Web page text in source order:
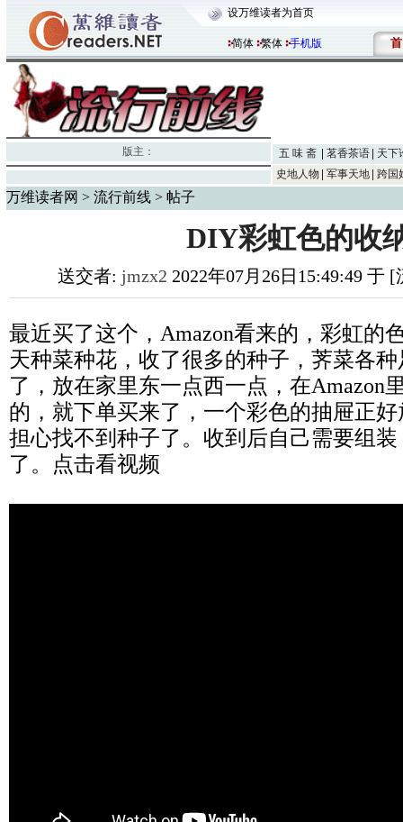
设万维读者为首页
简体 繁体 手机版 首
版主： 五 味 斋 茗香茶语
天下
史地人物
军事天地 跨国
万维读者网 > 流行前线 > 帖子
DIY彩虹色的收
送交者: jmzx2 2022年07月26日15:49:49 于
最近买了这个，Amazon看来的，彩虹的
天种菜种花，收了很多的种子，荠菜各
了，放在家里东一点西一点，在Amazon
的，就下单买来了，一个彩色的抽屉正
担心找不到种子了。收到后自己需要组
了。点击看视频